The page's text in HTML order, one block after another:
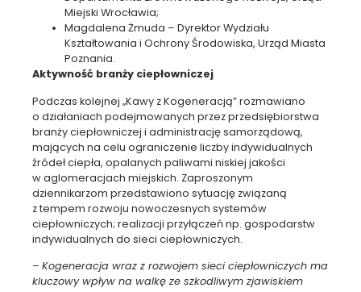
Miejski Wrocławia;
Magdalena Żmuda – Dyrektor Wydziału
Kształtowania i Ochrony Środowiska, Urząd Miasta
Poznania.
Aktywność branży ciepłowniczej
Podczas kolejnej „Kawy z Kogeneracją” rozmawiano
o działaniach podejmowanych przez przedsiębiorstwa
branży ciepłowniczej i administrację samorządową,
mających na celu ograniczenie liczby indywidualnych
źródeł ciepła, opalanych paliwami niskiej jakości
w aglomeracjach miejskich. Zaproszonym
dziennikarzom przedstawiono sytuację związaną
z tempem rozwoju nowoczesnych systemów
ciepłowniczych; realizacji przyłączeń np. gospodarstw
indywidualnych do sieci ciepłowniczych.
– Kogeneracja wraz z rozwojem sieci ciepłowniczych ma
kluczowy wpływ na walkę ze szkodliwym zjawiskiem